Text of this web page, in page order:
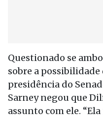
Questionado se
sobre a
presidência do
Sarney negou que
assunto com ele.